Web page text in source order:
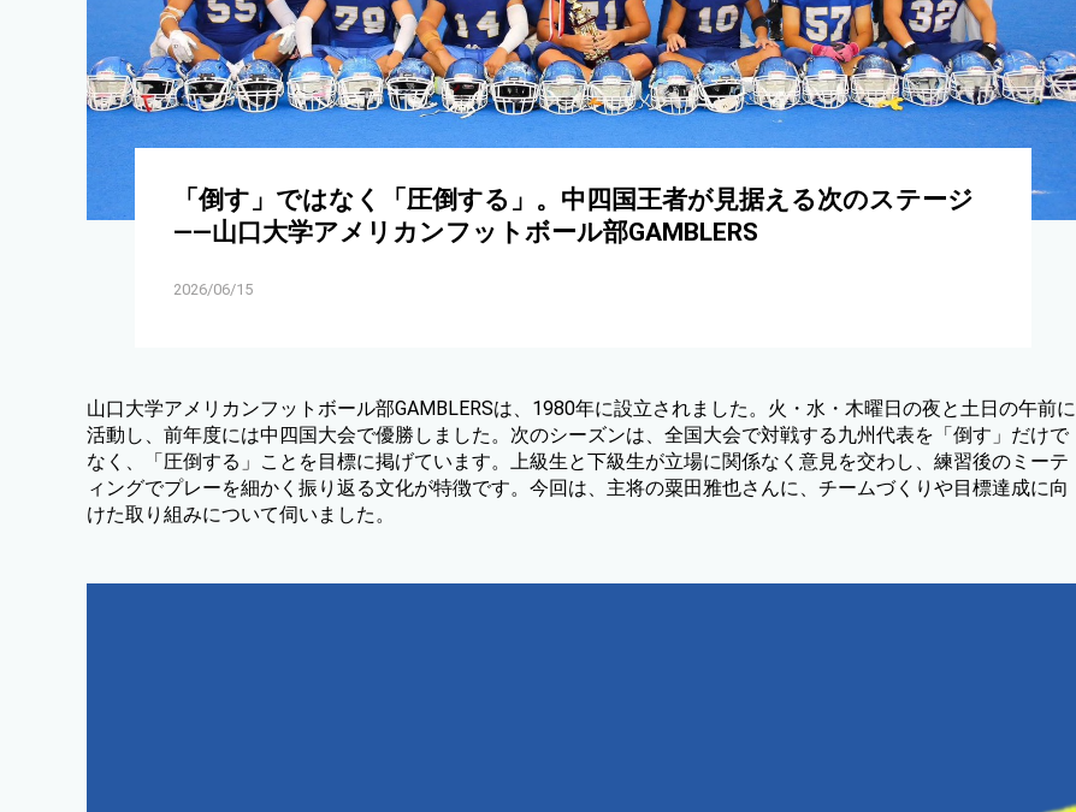
「倒す」ではなく「圧倒する」。中四国王者が見据える次のステージ
——山口大学アメリカンフットボール部GAMBLERS
2026/06/15
山口大学アメリカンフットボール部GAMBLERSは、1980年に設立されました。火・水・木曜日の夜と土日の午前に
活動し、前年度には中四国大会で優勝しました。次のシーズンは、全国大会で対戦する九州代表を「倒す」だけで
なく、「圧倒する」ことを目標に掲げています。上級生と下級生が立場に関係なく意見を交わし、練習後のミーテ
ィングでプレーを細かく振り返る文化が特徴です。今回は、主将の粟田雅也さんに、チームづくりや目標達成に向
けた取り組みについて伺いました。